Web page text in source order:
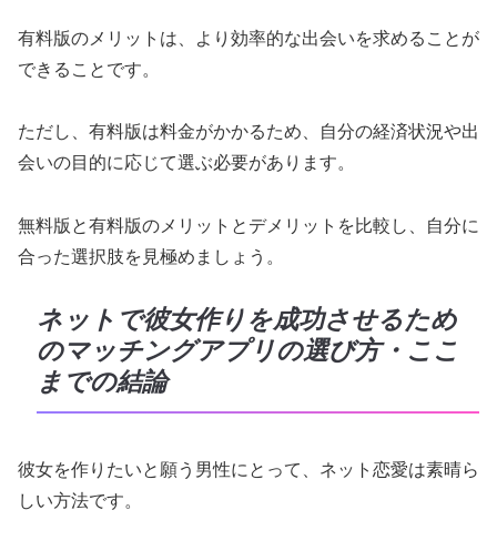
有料版のメリットは、より効率的な出会いを求めることが
できることです。
ただし、有料版は料金がかかるため、自分の経済状況や出
会いの目的に応じて選ぶ必要があります。
無料版と有料版のメリットとデメリットを比較し、自分に
合った選択肢を見極めましょう。
ネットで彼女作りを成功させるため
のマッチングアプリの選び方・ここ
までの結論
彼女を作りたいと願う男性にとって、ネット恋愛は素晴ら
しい方法です。